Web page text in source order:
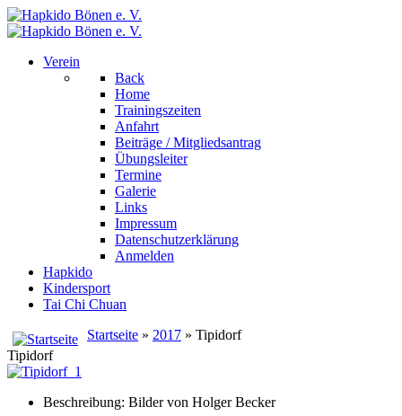
Verein
Back
Home
Trainingszeiten
Anfahrt
Beiträge / Mitgliedsantrag
Übungsleiter
Termine
Galerie
Links
Impressum
Datenschutzerklärung
Anmelden
Hapkido
Kindersport
Tai Chi Chuan
Startseite » 2017 » Tipidorf
Tipidorf
Beschreibung: Bilder von Holger Becker